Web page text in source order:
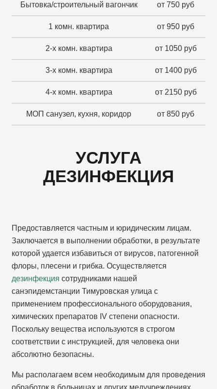
Бытовка/строительный вагончик от 750 руб
1 комн. квартира от 950 руб
2-х комн. квартира от 1050 руб
3-х комн. квартира от 1400 руб
4-х комн. квартира от 2150 руб
МОП санузел, кухня, коридор от 850 руб
УСЛУГА
ДЕЗИНФЕКЦИЯ
Предоставляется частным и юридическим лицам.
Заключается в выполнении обработки, в результате
которой удается избавиться от вирусов, патогенной
флоры, плесени и грибка. Осуществляется
дезинфекция сотрудниками нашей
санэпидемстанции Тимуровская улица с
применением профессионального оборудования,
химических препаратов IV степени опасности.
Поскольку вещества используются в строгом
соответствии с инструкцией, для человека они
абсолютно безопасны.
Мы располагаем всем необходимым для проведения